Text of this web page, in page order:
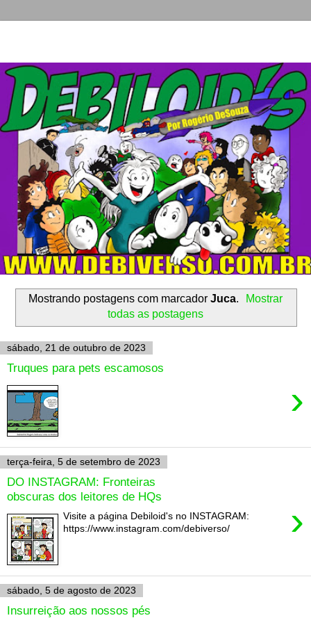
Mostrando postagens com marcador Juca.
Mostrar
todas as postagens
sábado, 21 de outubro de 2023
Truques para pets escamosos
›
terça-feira, 5 de setembro de 2023
DO INSTAGRAM: Fronteiras
obscuras dos leitores de HQs
›
Visite a página Debiloid's no INSTAGRAM:
https://www.instagram.com/debiverso/
sábado, 5 de agosto de 2023
Insurreição aos nossos pés